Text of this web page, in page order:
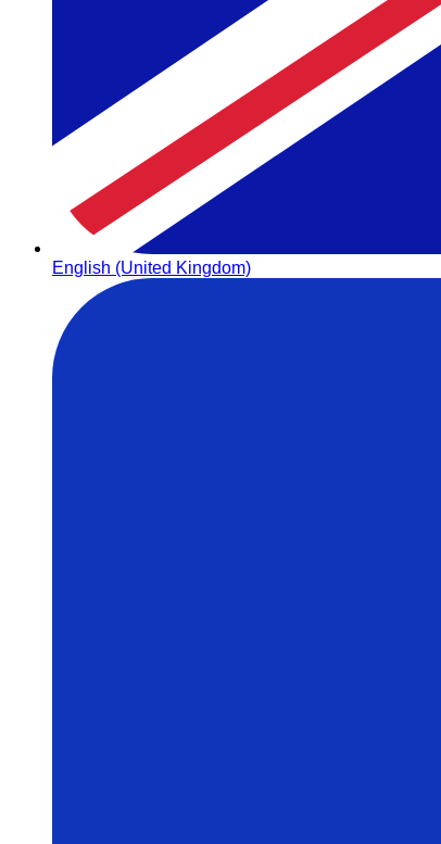
English (United Kingdom)